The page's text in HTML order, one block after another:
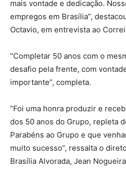
mais vontade e dedicação.
empregos em Brasília”,
Octavio, em entrevista ao
“Completar 50 anos com o
desafio pela frente, com
importante”, completa.
“Foi uma honra produzir e
dos 50 anos do Grupo, repleta
Parabéns ao Grupo e que
muito sucesso”, ressalta o
Brasília Alvorada, Jean